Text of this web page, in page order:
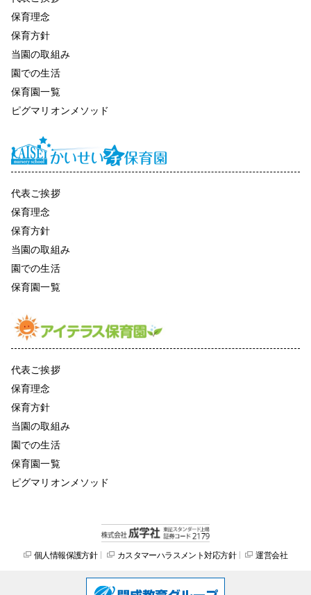
保育理念
保育方針
当園の取組み
園での生活
保育園一覧
ピグマリオンメソッド
代表ご挨拶
保育理念
保育方針
当園の取組み
園での生活
保育園一覧
代表ご挨拶
保育理念
保育方針
当園の取組み
園での生活
保育園一覧
ピグマリオンメソッド
個人情報保護方針 カスタマーハラスメント対応方針 運営会社